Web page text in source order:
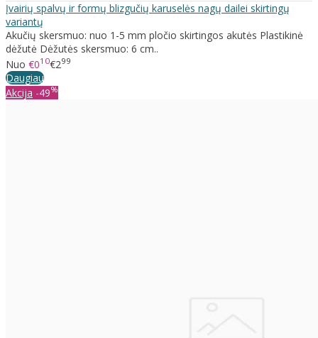
Įvairių spalvų ir formų blizgučių karuselės nagų dailei skirtingų
variantų
Akučių skersmuo: nuo 1-5 mm pločio skirtingos akutės Plastikinė
dėžutė Dėžutės skersmuo: 6 cm..
Nuo €010€299
Daugiau
Akcija -49%